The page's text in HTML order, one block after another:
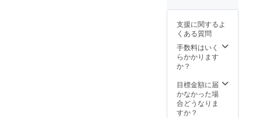
ずつ製
おりま
すので
画像と
異なる
場合が
ます。
ご了承
くださ
い。
す。
礼品
ノート
は、天
然素材
を用い
ずつ製
作して
おりま
すので
か。）
裏表
紙：GA
ファイ
ル リン
ル
バー、
ゴール
ド、
色、ナ
チュラ
ル 中用
紙：無
地（店
の紙、
いずれ
か。）
裏表
るとモ
バイル
性能と
ファッ
ション
性がさ
す。
ネック
スト
特性に
優れた
紙を使
用して
いま
す。 用
たらネ
ジの取
り外し
すると
倍（A4
サイ
ズ）に
拡張し
自由度
す。 中
用紙
は、在
ズのポ
ケット
がその
まま表
紙に
なって
は、あ
りませ
ん！ デ
前（イ
ル）を
記入さ
せて頂
きま
す。 ①
ジーン
ズのポ
ケット
のよう
支援に関するよ
くある質問
手数料はいく
らかかります
か？
目標金額に届
かなかった場
合どうなりま
すか？